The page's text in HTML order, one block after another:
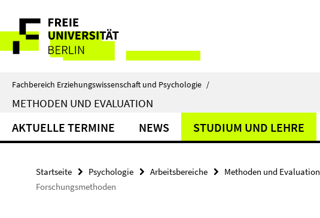
direkt
Inhalt
Service-
Navigation
Fachbereich Erziehungswissenschaft und Psychologie /
METHODEN UND EVALUATION
AKTUELLE TERMINE NEWS STUDIUM UND LEHRE
Startseite Psychologie Arbeitsbereiche Methoden und Evaluation
Forschungsmethoden